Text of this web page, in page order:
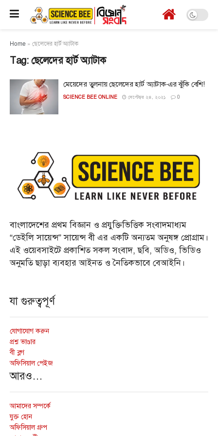
Home » ছেলেদের হার্ট অ্যাটাক
Tag: ছেলেদের হার্ট অ্যাটাক
মেয়েদের তুলনায় ছেলেদের হার্ট অ্যাটাক-এর ঝুঁকি বেশি!
SCIENCE BEE ONLINE সেপ্টেম্বর ২৪, ২০২১ 0
বাংলাদেশের প্রথম বিজ্ঞান ও প্রযুক্তিভিত্তিক সংবাদমাধ্যম
“ডেইলি সায়েন্স” সায়েন্স বী এর একটি অন্যতম অনুষঙ্গ প্রোগ্রাম।
এই ওয়েবসাইটে প্রকাশিত সকল সংবাদ, ছবি, অডিও, ভিডিও
অনুমতি ছাড়া ব্যবহার আইনত ও নৈতিকভাবে বেআইনি।
যা গুরুত্বপূর্ণ
যোগাযোগ করুন
প্রশ্ন ভাণ্ডার
বী ব্লগ
অফিসিয়াল পেইজ
আরও…
আমাদের সম্পর্কে
যুক্ত হোন
অফিসিয়াল গ্রুপ